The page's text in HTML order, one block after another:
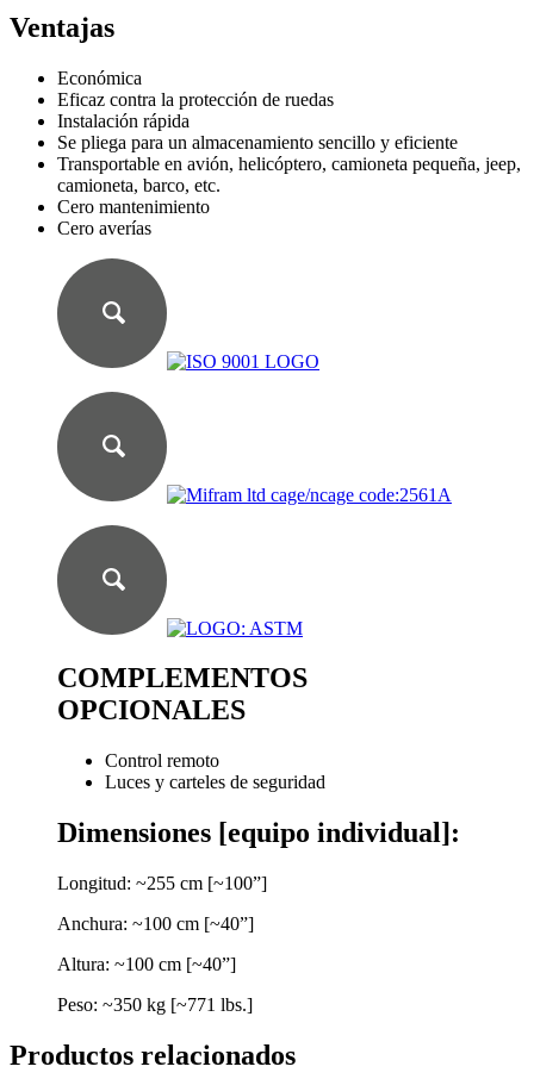
Ventajas
Económica
Eficaz contra la protección de ruedas
Instalación rápida
Se pliega para un almacenamiento sencillo y eficiente
Transportable en avión, helicóptero, camioneta pequeña, jeep,
camioneta, barco, etc.
Cero mantenimiento
Cero averías
COMPLEMENTOS
OPCIONALES
Control remoto
Luces y carteles de seguridad
Dimensiones [equipo individual]:
Longitud: ~255 cm [~100”]
Anchura: ~100 cm [~40”]
Altura: ~100 cm [~40”]
Peso: ~350 kg [~771 lbs.]
Productos relacionados